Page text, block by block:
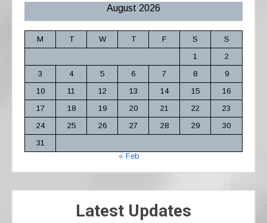
August 2026
M T W T F S
S
1
2
3
4 5 6 7 8
9
10
11 12 13 14 15
16
17
18 19 20 21 22
23
24
25 26 27 28 29
30
31
« Feb
Latest Updates